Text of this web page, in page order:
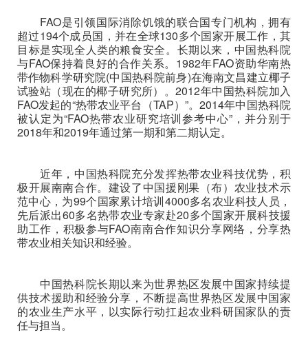
FAO是引领国际消除饥饿的联合国专门机构，拥有
超过194个成员国，并在全球130多个国家开展工作，其
目标是实现全人类的粮食安全。长期以来，中国热科院
与FAO保持着良好的合作关系。1982年FAO资助华南热
带作物科学研究院(中国热科院前身)在海南文昌建立椰子
试验站（现在的椰子研究所）。2012年中国热科院加入
FAO发起的“热带农业平台（TAP）”。2014年中国热科院
被认定为“FAO热带农业研究培训参考中心”，并分别于
2018年和2019年通过第一期和第二期认定。
近年，中国热科院充分发挥热带农业科技优势，积
极开展南南合作。建设了中国援刚果（布）农业技术示
范中心，为99个国家累计培训4000多名农业科技人员，
先后派出60多名热带农业专家赴20多个国家开展科技援
助工作，积极参与FAO南南合作知识分享网络，分享热
带农业相关知识和经验。
中国热科院长期以来为世界热区发展中国家持续提
供技术援助和经验分享，不断提高世界热区发展中国家
的农业生产水平，以实际行动扛起农业科研国家队的责
任与担当。